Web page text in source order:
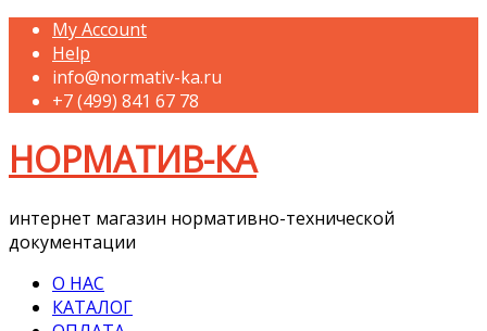
My Account
Help
info@normativ-ka.ru
+7 (499) 841 67 78
НОРМАТИВ-КА
интернет магазин нормативно-технической
документации
О НАС
КАТАЛОГ